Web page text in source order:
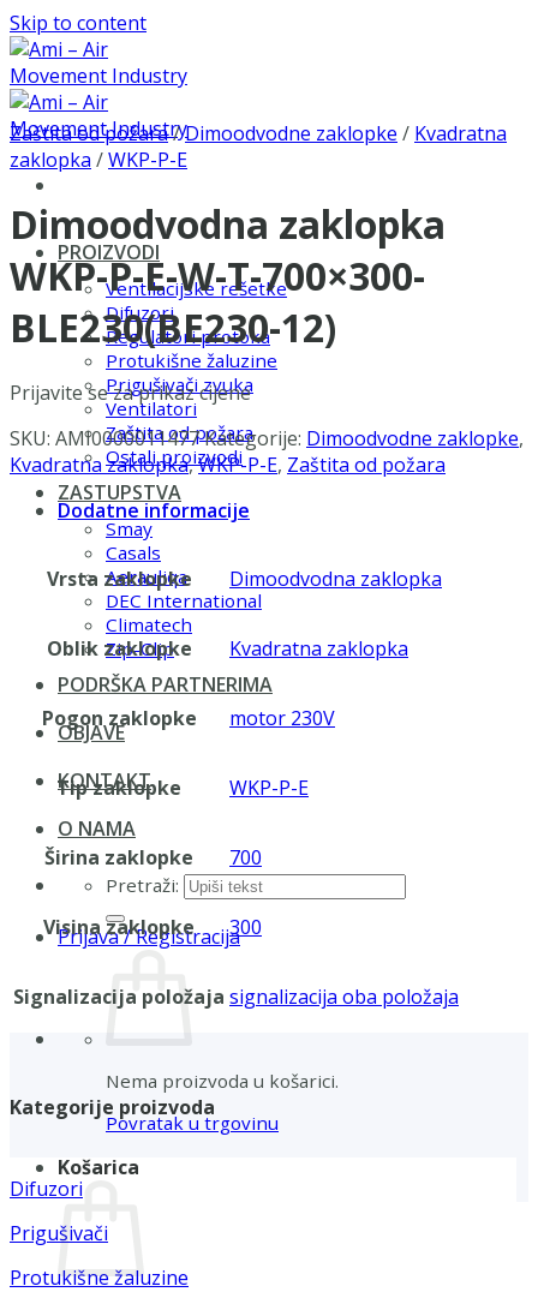
Skip to content
PROIZVODI
Ventilacijske rešetke
Difuzori
Regulatori protoka
Protukišne žaluzine
Prigušivači zvuka
Ventilatori
Zaštita od požara
Ostali proizvodi
ZASTUPSTVA
Smay
Casals
Aerauliqa
DEC International
Climatech
Zip-Clip
PODRŠKA PARTNERIMA
OBJAVE
KONTAKT
O NAMA
Pretraži:
Prijava / Registracija
Nema proizvoda u košarici.
Povratak u trgovinu
Košarica
Zaštita od požara/Dimoodvodne zaklopke / Kvadratna
zaklopka /WKP-P-E
Dimoodvodna zaklopka
WKP-P-E-W-T-700×300-
BLE230(BE230-12)
Prijavite se za prikaz cijene
SKU: AMI0000011477Kategorije: Dimoodvodne zaklopke,
Kvadratna zaklopka,WKP-P-E, Zaštita od požara
Dodatne informacije
Vrsta zaklopke Dimoodvodna zaklopka
Oblik zaklopke Kvadratna zaklopka
Pogon zaklopke motor 230V
Tip zaklopke WKP-P-E
Širina zaklopke 700
Visina zaklopke 300
Signalizacija položaja signalizacija oba položaja
Kategorije proizvoda
Difuzori
Prigušivači
Protukišne žaluzine